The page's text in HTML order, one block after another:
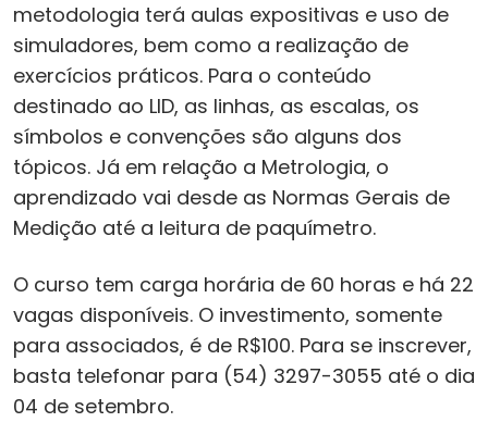
metodologia terá aulas expositivas e uso de
simuladores, bem como a realização de
exercícios práticos. Para o conteúdo
destinado ao LID, as linhas, as escalas, os
símbolos e convenções são alguns dos
tópicos. Já em relação a Metrologia, o
aprendizado vai desde as Normas Gerais de
Medição até a leitura de paquímetro.
O curso tem carga horária de 60 horas e há 22
vagas disponíveis. O investimento, somente
para associados, é de R$100. Para se inscrever,
basta telefonar para (54) 3297-3055 até o dia
04 de setembro.